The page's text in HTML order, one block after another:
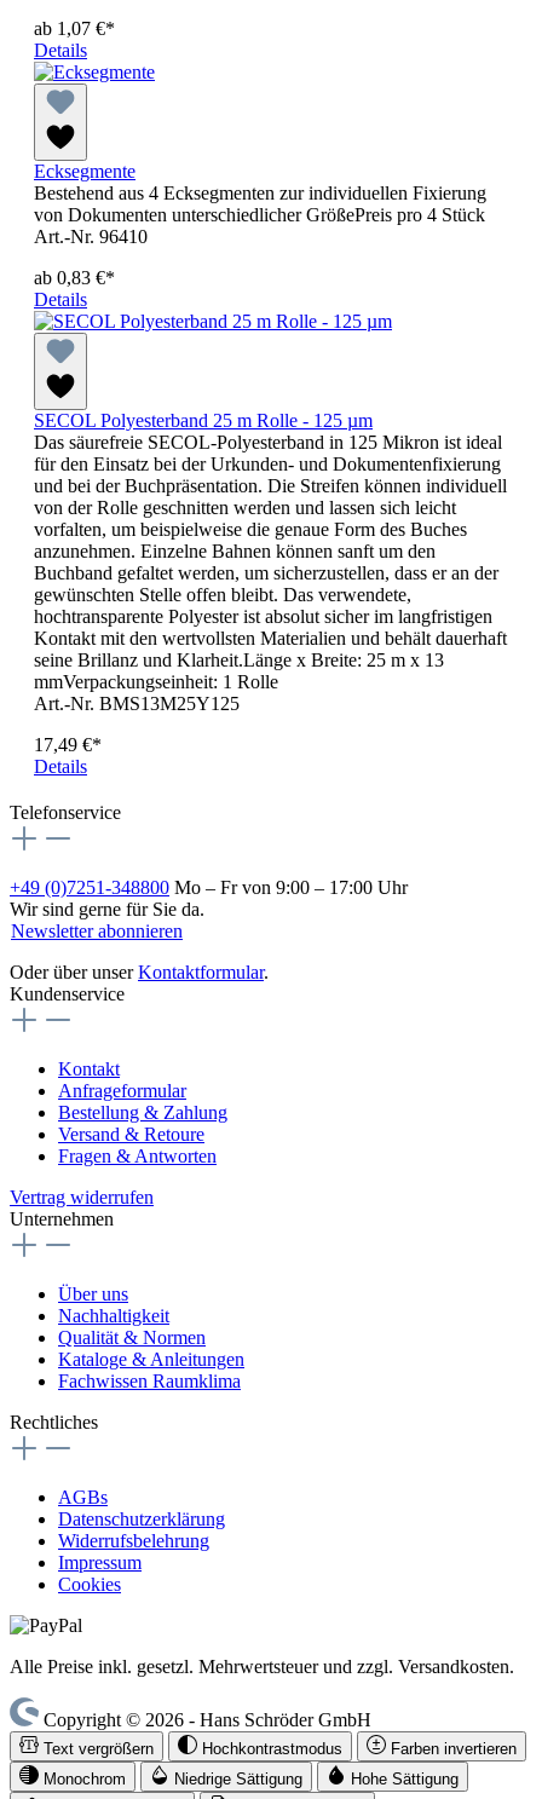
ab 1,07 €*
Details
Ecksegmente
Bestehend aus 4 Ecksegmenten zur individuellen Fixierung
von Dokumenten unterschiedlicher GrößePreis pro 4 Stück
Art.-Nr. 96410
ab 0,83 €*
Details
SECOL Polyesterband 25 m Rolle - 125 µm
Das säurefreie SECOL-Polyesterband in 125 Mikron ist ideal
für den Einsatz bei der Urkunden- und Dokumentenfixierung
und bei der Buchpräsentation. Die Streifen können individuell
von der Rolle geschnitten werden und lassen sich leicht
vorfalten, um beispielweise die genaue Form des Buches
anzunehmen. Einzelne Bahnen können sanft um den
Buchband gefaltet werden, um sicherzustellen, dass er an der
gewünschten Stelle offen bleibt. Das verwendete,
hochtransparente Polyester ist absolut sicher im langfristigen
Kontakt mit den wertvollsten Materialien und behält dauerhaft
seine Brillanz und Klarheit.Länge x Breite: 25 m x 13
mmVerpackungseinheit: 1 Rolle
Art.-Nr. BMS13M25Y125
17,49 €*
Details
Telefonservice
+49 (0)7251-348800 Mo – Fr von 9:00 – 17:00 Uhr
Wir sind gerne für Sie da.
Newsletter abonnieren
Oder über unserKontaktformular.
Kundenservice
Kontakt
Anfrageformular
Bestellung & Zahlung
Versand & Retoure
Fragen & Antworten
Vertrag widerrufen
Unternehmen
Über uns
Nachhaltigkeit
Qualität & Normen
Kataloge & Anleitungen
Fachwissen Raumklima
Rechtliches
AGBs
Datenschutzerklärung
Widerrufsbelehrung
Impressum
Cookies
Alle Preise inkl. gesetzl. Mehrwertsteuer und zzgl. Versandkosten.
Copyright © 2026 - Hans Schröder GmbH
Text vergrößern Hochkontrastmodus
Farben invertieren
Monochrom
Niedrige Sättigung Hohe Sättigung